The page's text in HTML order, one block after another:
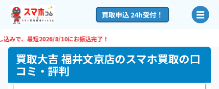
買取申込 24h受付！
最短2026/8/10にお振込完了！
買取大吉 福井文京店のスマホ買取の口
コミ・評判